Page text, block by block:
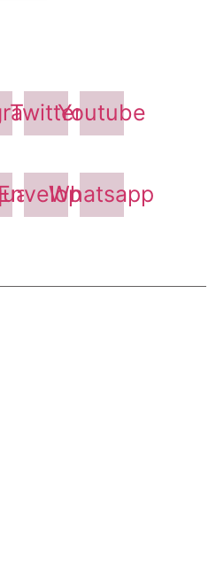
TwitterYoutube
Whatsapp